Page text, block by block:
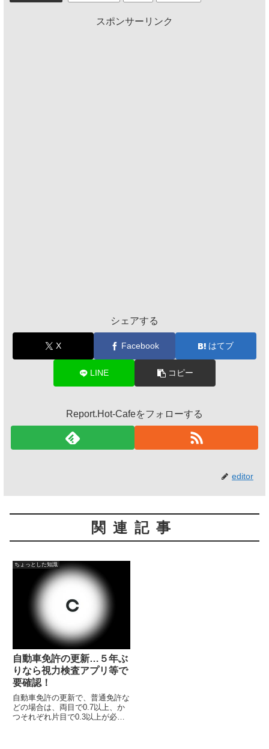
スポンサーリンク
シェアする
X Facebook はてブ
LINE コピー
Report.Hot-Cafeをフォローする
editor
関連記事
ちょっとした知識
自動車免許の更新…５年ぶ
りなら視力検査アプリ等で
要確認！
自動車免許の更新で、普通免許な
どの場合は、両目で0.7以上、か
つそれぞれ片目で0.3以上が必要